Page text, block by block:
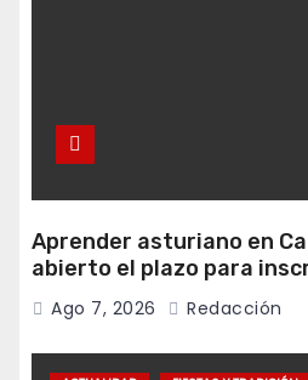
Aprender asturiano en
abierto el plazo para
programa Falamos
Ago 7, 2026 Redacción